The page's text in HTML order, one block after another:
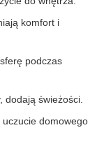
komfort i
podczas
dodają świeżości.
domowego